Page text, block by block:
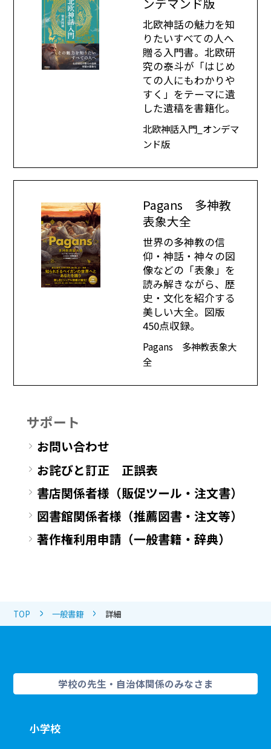
北欧神話の魅力を知
りたいすべての人へ
贈る入門書。北欧研
究の泰斗が「はじめ
ての人にもわかりや
すく」をテーマに遺
した遺稿を書籍化。
北欧神話入門_オンデマ
ンド版
Pagans 多神教
表象大全
世界の多神教の信
仰・神話・神々の図
像などの「表象」を
読み解きながら、歴
史・文化を紹介する
美しい大全。図版
450点収録。
Pagans 多神教表象大
全
サポート
お問い合わせ
お詫びと訂正 正誤表
書店関係者様（販促ツール・注文書）
図書館関係者様（推薦図書・注文等）
著作権利用申請（一般書籍・辞典）
TOP 一般書籍 詳細
学校の先生・自治体関係のみなさま
小学校